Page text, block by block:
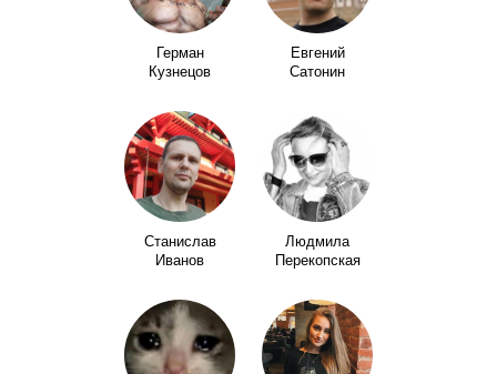
Герман
Кузнецов
Евгений
Сатонин
Станислав
Иванов
Людмила
Перекопская